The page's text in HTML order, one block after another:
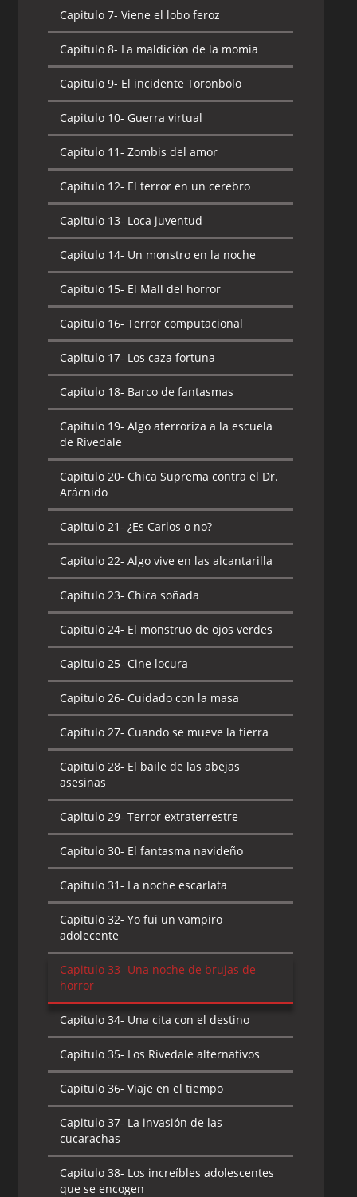
Capitulo 7- Viene el lobo feroz
Capitulo 8- La maldición de la momia
Capitulo 9- El incidente Toronbolo
Capitulo 10- Guerra virtual
Capitulo 11- Zombis del amor
Capitulo 12- El terror en un cerebro
Capitulo 13- Loca juventud
Capitulo 14- Un monstro en la noche
Capitulo 15- El Mall del horror
Capitulo 16- Terror computacional
Capitulo 17- Los caza fortuna
Capitulo 18- Barco de fantasmas
Capitulo 19- Algo aterroriza a la escuela
de Rivedale
Capitulo 20- Chica Suprema contra el Dr.
Arácnido
Capitulo 21- ¿Es Carlos o no?
Capitulo 22- Algo vive en las alcantarilla
Capitulo 23- Chica soñada
Capitulo 24- El monstruo de ojos verdes
Capitulo 25- Cine locura
Capitulo 26- Cuidado con la masa
Capitulo 27- Cuando se mueve la tierra
Capitulo 28- El baile de las abejas
asesinas
Capitulo 29- Terror extraterrestre
Capitulo 30- El fantasma navideño
Capitulo 31- La noche escarlata
Capitulo 32- Yo fui un vampiro
adolecente
Capitulo 33- Una noche de brujas de
horror
Capitulo 34- Una cita con el destino
Capitulo 35- Los Rivedale alternativos
Capitulo 36- Viaje en el tiempo
Capitulo 37- La invasión de las
cucarachas
Capitulo 38- Los increíbles adolescentes
que se encogen